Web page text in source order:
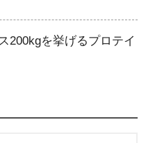
200kgを挙げるプロテイ